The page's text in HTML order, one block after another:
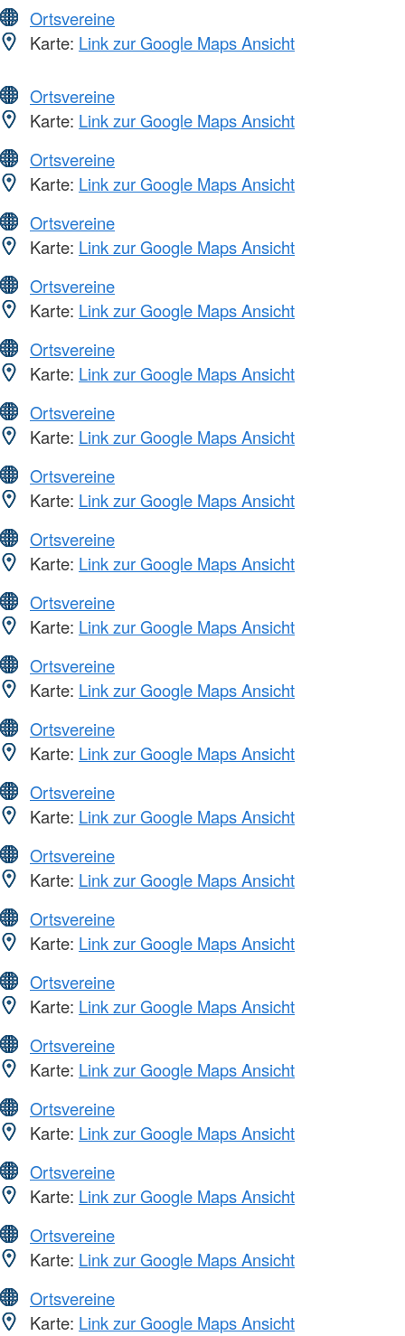
Ortsvereine
Karte: Link zur Google Maps Ansicht
Ortsvereine
Karte: Link zur Google Maps Ansicht
Ortsvereine
Karte: Link zur Google Maps Ansicht
Ortsvereine
Karte: Link zur Google Maps Ansicht
Ortsvereine
Karte: Link zur Google Maps Ansicht
Ortsvereine
Karte: Link zur Google Maps Ansicht
Ortsvereine
Karte: Link zur Google Maps Ansicht
Ortsvereine
Karte: Link zur Google Maps Ansicht
Ortsvereine
Karte: Link zur Google Maps Ansicht
Ortsvereine
Karte: Link zur Google Maps Ansicht
Ortsvereine
Karte: Link zur Google Maps Ansicht
Ortsvereine
Karte: Link zur Google Maps Ansicht
Ortsvereine
Karte: Link zur Google Maps Ansicht
Ortsvereine
Karte: Link zur Google Maps Ansicht
Ortsvereine
Karte: Link zur Google Maps Ansicht
Ortsvereine
Karte: Link zur Google Maps Ansicht
Ortsvereine
Karte: Link zur Google Maps Ansicht
Ortsvereine
Karte: Link zur Google Maps Ansicht
Ortsvereine
Karte: Link zur Google Maps Ansicht
Ortsvereine
Karte: Link zur Google Maps Ansicht
Ortsvereine
Karte: Link zur Google Maps Ansicht